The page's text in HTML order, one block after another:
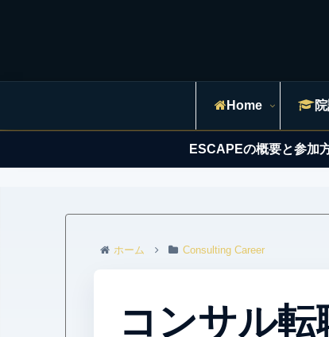
Home
ESCAPEの概要と参加
ホーム Consulting Career
コンサル